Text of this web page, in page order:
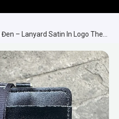
– Lanyard Satin In Logo Theo